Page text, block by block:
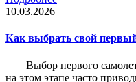
10.03.2026
Как выбрать свой
Выбор первого
на этом этапе часто